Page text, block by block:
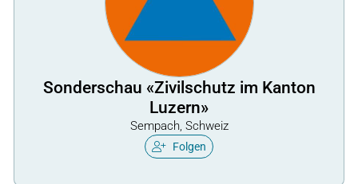
Sonderschau «Zivilschutz im Kanton
Luzern»
Sempach, Schweiz
Folgen